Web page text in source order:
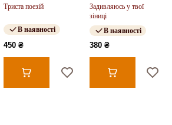
Триста поезій
В наявності
450 ₴
Задивляюсь у твої
зіниці
В наявності
380 ₴